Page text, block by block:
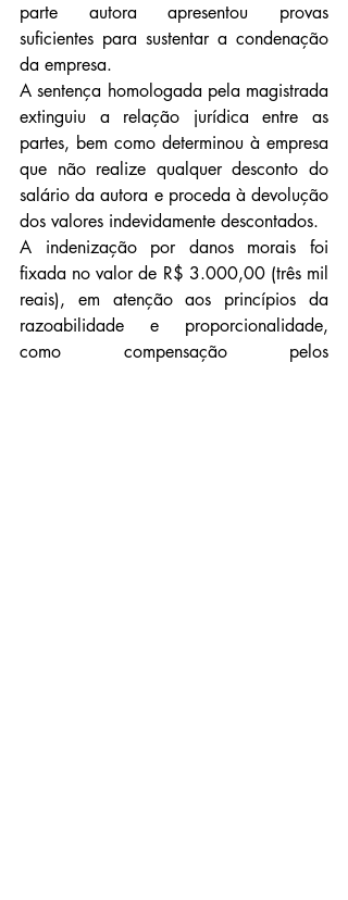
parte autora apresentou provas
suficientes para sustentar a condenação
da empresa.
A sentença homologada pela magistrada
extinguiu a relação jurídica entre as
partes, bem como determinou à empresa
que não realize qualquer desconto do
salário da autora e proceda à devolução
dos valores indevidamente descontados.
A indenização por danos morais foi
fixada no valor de R$ 3.000,00 (três mil
reais), em atenção aos princípios da
razoabilidade e proporcionalidade,
como compensação pelos